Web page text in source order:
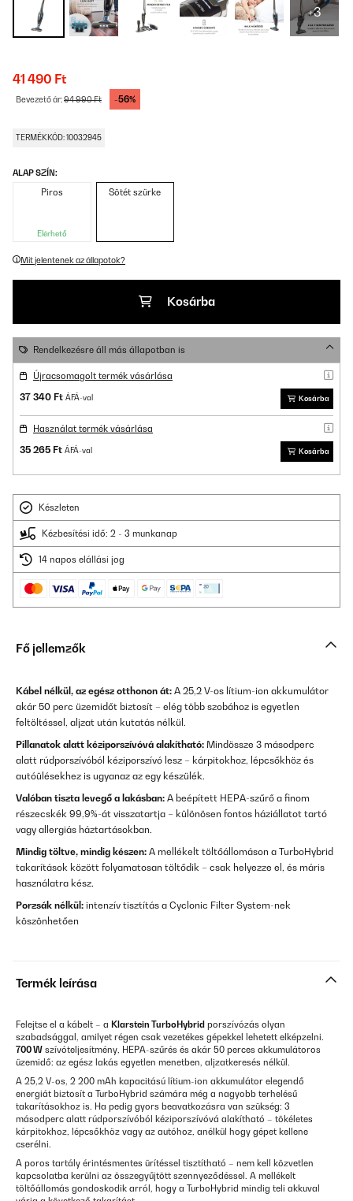
+3
41 490 Ft
Bevezető ár:94 990 Ft -56%
TERMÉKKÓD: 10032945
ALAP SZÍN:
Piros
Elérhető
Sötét szürke
Mit jelentenek az állapotok?
Kosárba
Rendelkezésre áll más állapotban is
Újracsomagolt termék vásárlása
37 340 Ft ÁFÁ-val Kosárba
Használat termék vásárlása
35 265 Ft ÁFÁ-val Kosárba
Készleten
Kézbesítési idő: 2 - 3 munkanap
14 napos elállási jog
Fő jellemzők
Kábel nélkül, az egész otthonon át: A 25,2 V-os lítium-ion akkumulátor
akár 50 perc üzemidőt biztosít – elég több szobához is egyetlen
feltöltéssel, aljzat után kutatás nélkül.
Pillanatok alatt kéziporszívóvá alakítható: Mindössze 3 másodperc
alatt rúdporszívóból kéziporszívó lesz – kárpitokhoz, lépcsőkhöz és
autóülésekhez is ugyanaz az egy készülék.
Valóban tiszta levegő a lakásban: A beépített HEPA-szűrő a finom
részecskék 99,9%-át visszatartja – különösen fontos háziállatot tartó
vagy allergiás háztartásokban.
Mindig töltve, mindig készen: A mellékelt töltőállomáson a TurboHybrid
takarítások között folyamatosan töltődik – csak helyezze el, és máris
használatra kész.
Porzsák nélkül: intenzív tisztítás a Cyclonic Filter System-nek
köszönhetően
Termék leírása
Felejtse el a kábelt – a Klarstein TurboHybrid porszívózás olyan
szabadsággal, amilyet régen csak vezetékes gépekkel lehetett elképzelni.
700 W szívóteljesítmény, HEPA-szűrés és akár 50 perces akkumulátoros
üzemidő: az egész lakás egyetlen menetben, aljzatkeresés nélkül.
A 25,2 V-os, 2 200 mAh kapacitású lítium-ion akkumulátor elegendő
energiát biztosít a TurboHybrid számára még a nagyobb terhelésű
takarításokhoz is. Ha pedig gyors beavatkozásra van szükség: 3
másodperc alatt rúdporszívóból kéziporszívóvá alakítható – tökéletes
kárpitokhoz, lépcsőkhöz vagy az autóhoz, anélkül hogy gépet kellene
cserélni.
A poros tartály érintésmentes ürítéssel tisztítható – nem kell közvetlen
kapcsolatba kerülni az összegyűjtött szennyeződéssel. A mellékelt
töltőállomás gondoskodik arról, hogy a TurboHybrid mindig teli akkuval